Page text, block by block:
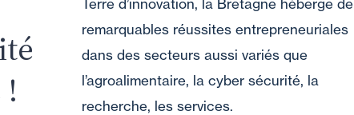
Terre d’innovation, la Bretagne héberge de
remarquables réussites entrepreneuriales
dans des secteurs aussi variés que
l’agroalimentaire, la cyber sécurité, la
recherche, les services.